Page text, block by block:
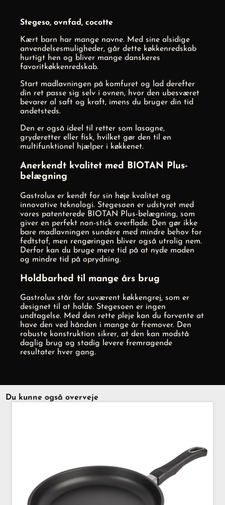
Stegeso, ovnfad, cocotte
Kært barn har mange navne. Med sine alsidige
anvendelsesmuligheder, går dette køkkenredskab
hurtigt hen og bliver mange danskeres
favoritkøkkenredskab.
Start madlavningen på komfuret og lad derefter
din ret passe sig selv i ovnen, hvor den ubesværet
bevarer al saft og kraft, imens du bruger din tid
andetsteds.
Den er også ideel til retter som lasagne,
gryderetter eller fisk, hvilket gør den til en
multifunktionel hjælper i køkkenet.
Anerkendt kvalitet med BIOTAN Plus-
belægning
Gastrolux er kendt for sin høje kvalitet og
innovative teknologi. Stegesoen er udstyret med
vores patenterede BIOTAN Plus-belægning, som
giver en perfekt non-stick overflade. Den gør ikke
bare madlavningen sundere med mindre behov for
fedtstof, men rengøringen bliver også utrolig nem.
Derfor kan du bruge mere tid på at nyde maden
og mindre tid på oprydning.
Holdbarhed til mange års brug
Gastrolux står for suværent køkkengrej, som er
designet til at holde. Stegesoen er ingen
undtagelse. Med den rette pleje kan du forvente at
have den ved hånden i mange år fremover. Den
robuste konstruktion sikrer, at den kan modstå
daglig brug og stadig levere fremragende
resultater hver gang.
Du kunne også overveje